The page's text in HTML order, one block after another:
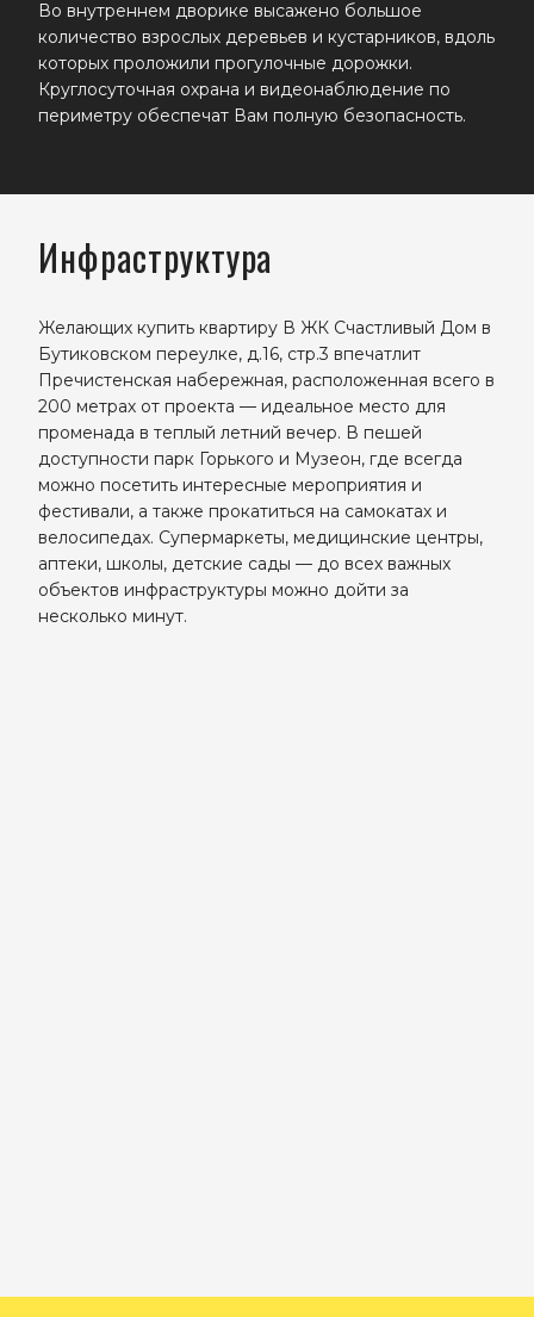
Во внутреннем дворике высажено большое
количество взрослых деревьев и кустарников, вдоль
которых проложили прогулочные дорожки.
Круглосуточная охрана и видеонаблюдение по
периметру обеспечат Вам полную безопасность.
Инфраструктура
Желающих купить квартиру В ЖК Счастливый Дом в
Бутиковском переулке, д.16, стр.3 впечатлит
Пречистенская набережная, расположенная всего в
200 метрах от проекта — идеальное место для
променада в теплый летний вечер. В пешей
доступности парк Горького и Музеон, где всегда
можно посетить интересные мероприятия и
фестивали, а также прокатиться на самокатах и
велосипедах. Супермаркеты, медицинские центры,
аптеки, школы, детские сады — до всех важных
объектов инфраструктуры можно дойти за
несколько минут.